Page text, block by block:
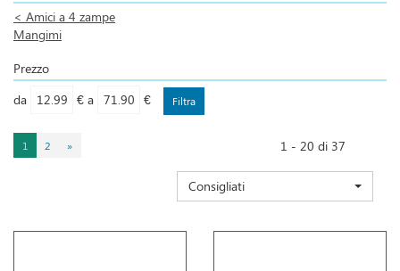
< Amici a 4 zampe
Mangimi
Prezzo
filtra
da €
filtra
a €
1 2 » 1 - 20 di 37
Consigliati